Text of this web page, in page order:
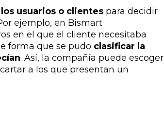
usuarios o clientes para decidir
ejemplo, en Bismart
en el que el cliente necesitaba
forma que se pudo clasificar la
. Así, la compañía puede escoger
a los que presentan un